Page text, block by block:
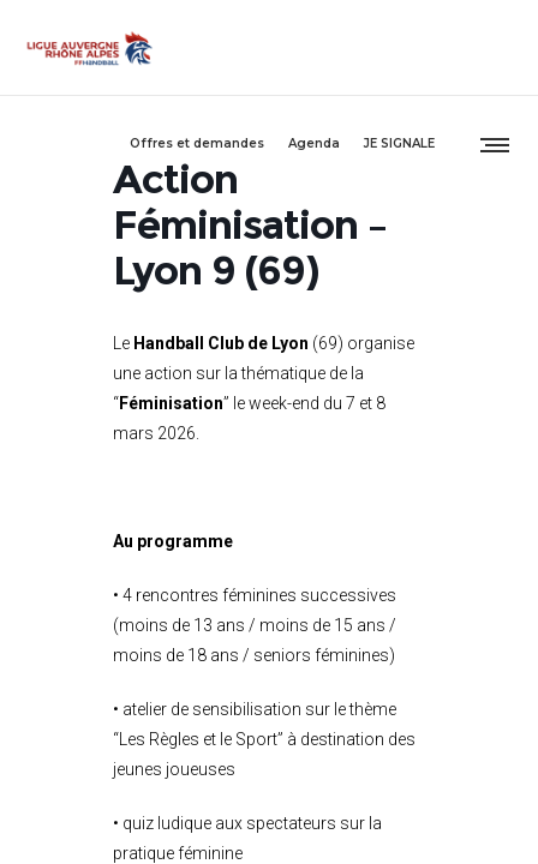
Offres et demandes Agenda JE SIGNALE
Action
Féminisation –
Lyon 9 (69)
Le Handball Club de Lyon (69) organise
une action sur la thématique de la
“Féminisation” le week-end du 7 et 8
mars 2026.
Au programme
• 4 rencontres féminines successives
(moins de 13 ans / moins de 15 ans /
moins de 18 ans / seniors féminines)
• atelier de sensibilisation sur le thème
“Les Règles et le Sport” à destination des
jeunes joueuses
• quiz ludique aux spectateurs sur la
pratique féminine